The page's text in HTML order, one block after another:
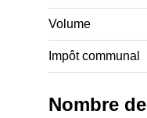
Volume
Impôt communal
Nombre